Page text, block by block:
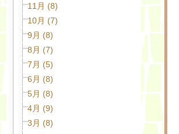
11月 (8)
10月 (7)
9月 (8)
8月 (7)
7月 (5)
6月 (8)
5月 (8)
4月 (9)
3月 (8)